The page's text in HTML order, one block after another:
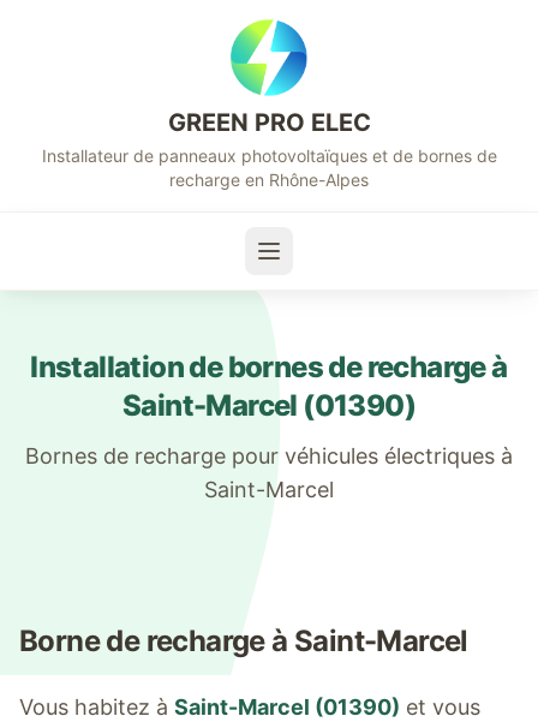
GREEN PRO ELEC
Installateur de panneaux photovoltaïques et de bornes de
recharge en Rhône-Alpes
Installation de bornes de recharge à
Saint-Marcel (01390)
Bornes de recharge pour véhicules électriques à
Saint-Marcel
Borne de recharge à Saint-Marcel
Vous habitez à Saint-Marcel (01390) et vous